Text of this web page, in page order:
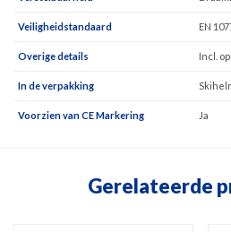
Veiligheidstandaard EN
Overige details Incl.
In de verpakking
Voorzien van CE Markering Ja
Gerelateerde